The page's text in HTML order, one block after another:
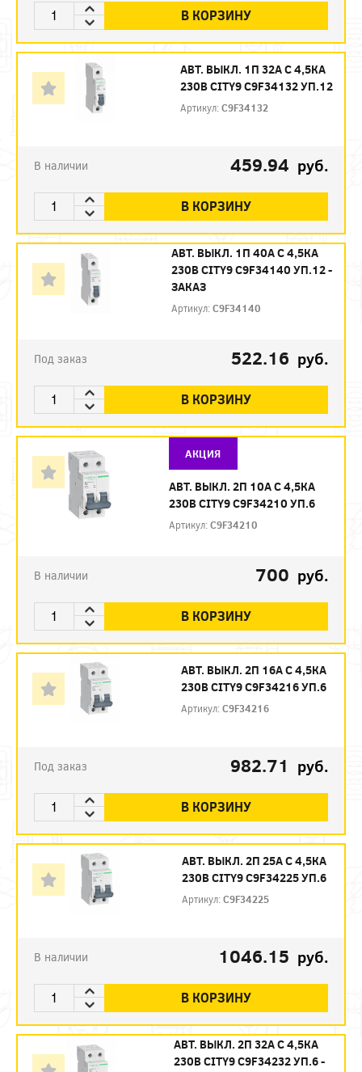
В КОРЗИНУ
АВТ. ВЫКЛ. 1П 32А С 4,5КА
230В CITY9 C9F34132 УП.12
Артикул:C9F34132
В наличии 459.94 руб.
В КОРЗИНУ
АВТ. ВЫКЛ. 1П 40А С 4,5КА
230В CITY9 C9F34140 УП.12 -
ЗАКАЗ
Артикул:C9F34140
Под заказ 522.16 руб.
В КОРЗИНУ
АКЦИЯ
АВТ. ВЫКЛ. 2П 10А С 4,5КА
230В CITY9 C9F34210 УП.6
Артикул:C9F34210
В наличии 700 руб.
В КОРЗИНУ
АВТ. ВЫКЛ. 2П 16А С 4,5КА
230В CITY9 C9F34216 УП.6
Артикул:C9F34216
Под заказ 982.71 руб.
В КОРЗИНУ
АВТ. ВЫКЛ. 2П 25А С 4,5КА
230В CITY9 C9F34225 УП.6
Артикул:C9F34225
В наличии 1046.15 руб.
В КОРЗИНУ
АВТ. ВЫКЛ. 2П 32А С 4,5КА
230В CITY9 C9F34232 УП.6 -